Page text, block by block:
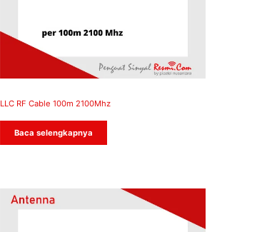
LLC RF Cable 100m 2100Mhz
Baca selengkapnya